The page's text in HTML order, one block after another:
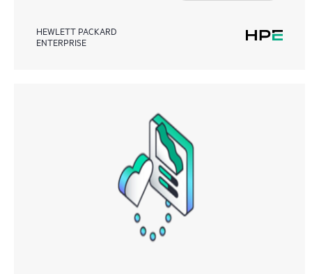
HEWLETT PACKARD
ENTERPRISE